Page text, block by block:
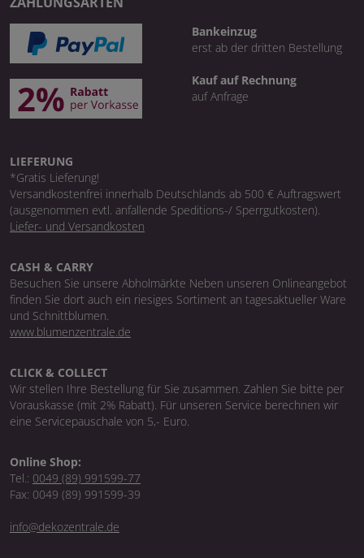
Bankeinzug
erst ab der dritten Bestellung
Kauf auf Rechnung
auf Anfrage
LIEFERUNG
*Gratis Lieferung!
Versandkostenfrei innerhalb Deutschlands ab 500 € Auftragswert
(ausgenommen evtl. anfallende Speditions-/ Sperrgutkosten).
Liefer- und Versandkosten
CASH & CARRY
Besuchen Sie unsere Abholmärkte Neben unseren Onlineangebot
finden Sie dort auch ein riesiges Sortiment an tagesaktueller Ware
und Schnittblumen.
www.blumenzentrale.de
CLICK & COLLECT
Wir stellen Ihre Bestellung für Sie zusammen. Zahlen Sie bitte per
Vorauskasse (mit 2% Rabatt). Für unseren Service berechnen wir
eine Servicepauschale von 5,- Euro.
Online Shop:
Tel.: 0049 (89) 991599-77
Fax: 0049 (89) 991599-39
info@dekozentrale.de